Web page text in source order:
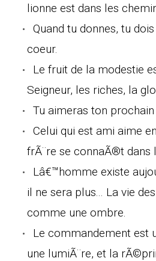
lionne est dans les
Quand tu donnes, tu
coeur.
Le fruit de la modestie
Seigneur, les riches, la
Tu aimeras ton
Celui qui est ami aime
frÃ¨re se connaÃ®t dans
Lâ€™homme existe
il ne sera plus... La vie
comme une ombre.
Le commandement est
une lumiÃ¨re, et la